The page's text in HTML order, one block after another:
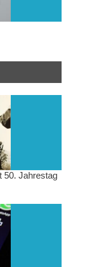
50. Jahrestag